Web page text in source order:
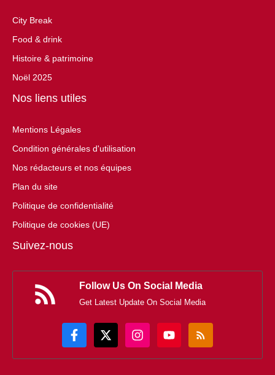
City Break
Food & drink
Histoire & patrimoine
Noël 2025
Nos liens utiles
Mentions Légales
Condition générales d'utilisation
Nos rédacteurs et nos équipes
Plan du site
Politique de confidentialité
Politique de cookies (UE)
Suivez-nous
Follow Us On Social Media
Get Latest Update On Social Media